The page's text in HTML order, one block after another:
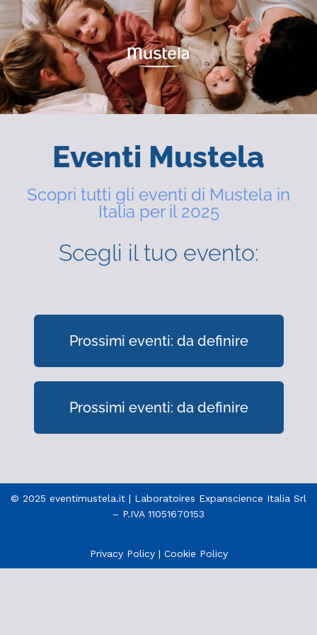
Eventi Mustela
Scopri tutti gli eventi di Mustela in
Italia per il 2025
Scegli il tuo evento:
Prossimi eventi: da definire
Prossimi eventi: da definire
© 2025 eventimustela.it | Laboratoires Expanscience Italia Srl
– P.IVA 11051670153
Privacy Policy| Cookie Policy